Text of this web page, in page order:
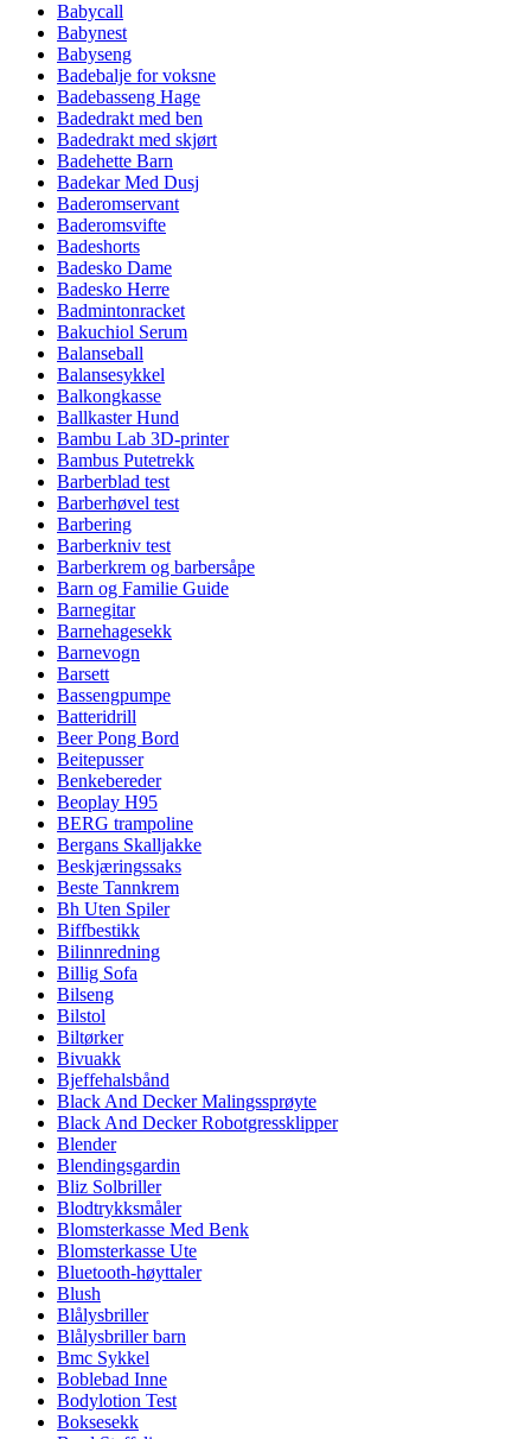
Babycall
Babynest
Babyseng
Badebalje for voksne
Badebasseng Hage
Badedrakt med ben
Badedrakt med skjørt
Badehette Barn
Badekar Med Dusj
Baderomservant
Baderomsvifte
Badeshorts
Badesko Dame
Badesko Herre
Badmintonracket
Bakuchiol Serum
Balanseball
Balansesykkel
Balkongkasse
Ballkaster Hund
Bambu Lab 3D-printer
Bambus Putetrekk
Barberblad test
Barberhøvel test
Barbering
Barberkniv test
Barberkrem og barbersåpe
Barn og Familie Guide
Barnegitar
Barnehagesekk
Barnevogn
Barsett
Bassengpumpe
Batteridrill
Beer Pong Bord
Beitepusser
Benkebereder
Beoplay H95
BERG trampoline
Bergans Skalljakke
Beskjæringssaks
Beste Tannkrem
Bh Uten Spiler
Biffbestikk
Bilinnredning
Billig Sofa
Bilseng
Bilstol
Biltørker
Bivuakk
Bjeffehalsbånd
Black And Decker Malingssprøyte
Black And Decker Robotgressklipper
Blender
Blendingsgardin
Bliz Solbriller
Blodtrykksmåler
Blomsterkasse Med Benk
Blomsterkasse Ute
Bluetooth-høyttaler
Blush
Blålysbriller
Blålysbriller barn
Bmc Sykkel
Boblebad Inne
Bodylotion Test
Boksesekk